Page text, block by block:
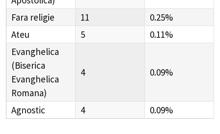
Fara religie 11
0.25%
Ateu
5
0.11%
Evanghelica
(Biserica
Evanghelica
Romana)
4 0.09%
Agnostic 4 0.09%